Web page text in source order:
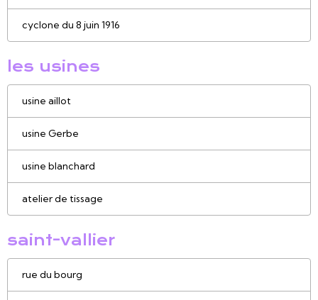
cyclone du 8 juin 1916
les usines
usine aillot
usine Gerbe
usine blanchard
atelier de tissage
saint-vallier
rue du bourg